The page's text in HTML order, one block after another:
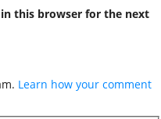
this browser for the next
Learn how your comment